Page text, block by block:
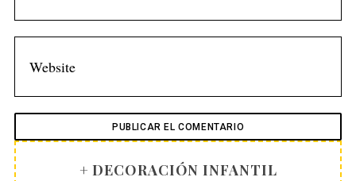
+ DECORACIÓN INFANTIL